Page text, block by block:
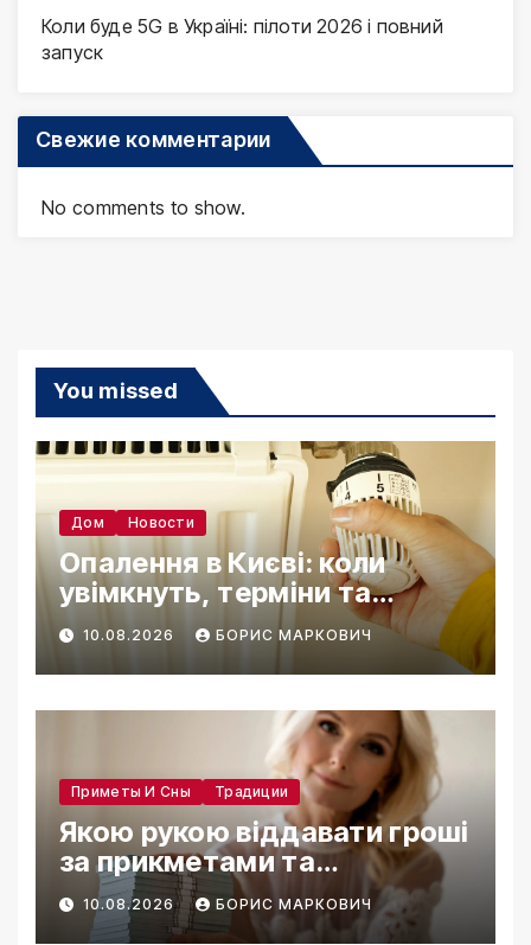
Коли буде 5G в Україні: пілоти 2026 і повний
запуск
Свежие комментарии
No comments to show.
You missed
Дом Новости
Опалення в Києві: коли
увімкнуть, терміни та
підготовка 2026
10.08.2026 БОРИС МАРКОВИЧ
Приметы И Сны Традиции
Якою рукою віддавати гроші
за прикметами та
традиціями
10.08.2026 БОРИС МАРКОВИЧ